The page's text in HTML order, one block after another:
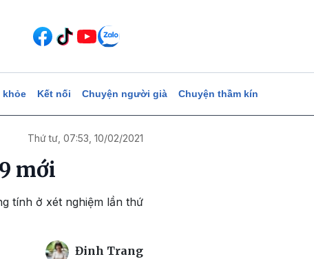
khỏe Kết nối Chuyện người già Chuyện thầm kín
Thứ tư, 07:53, 10/02/2021
mới
tính ở xét nghiệm lần thứ
Đinh Trang